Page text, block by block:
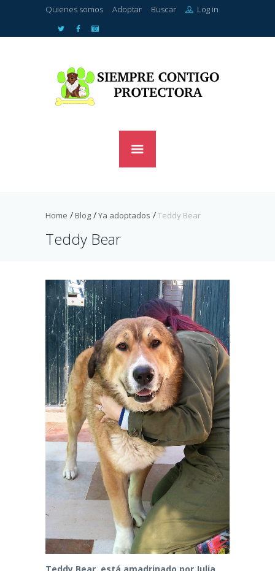
Quienes somos Adoptar Buscar Log in
Home Blog Ya adoptados Teddy Bear
Teddy Bear